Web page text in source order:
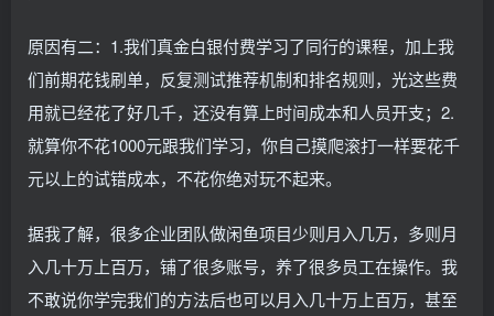
原因有二：1.我们真金白银付费学习了同行的课程，加上我
们前期花钱刷单，反复测试推荐机制和排名规则，光这些费
用就已经花了好几千，还没有算上时间成本和人员开支；2.
就算你不花1000元跟我们学习，你自己摸爬滚打一样要花千
元以上的试错成本，不花你绝对玩不起来。
据我了解，很多企业团队做闲鱼项目少则月入几万，多则月
入几十万上百万，铺了很多账号，养了很多员工在操作。我
不敢说你学完我们的方法后也可以月入几十万上百万，甚至